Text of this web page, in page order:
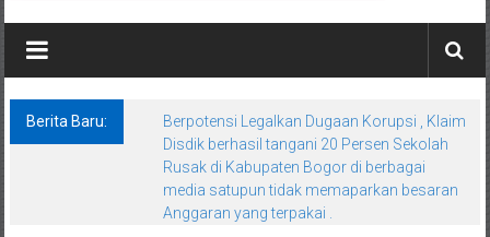
Berita Baru:
Berpotensi Legalkan Dugaan Korupsi , Klaim
Disdik berhasil tangani 20 Persen Sekolah
Rusak di Kabupaten Bogor di berbagai
media satupun tidak memaparkan besaran
Anggaran yang terpakai .